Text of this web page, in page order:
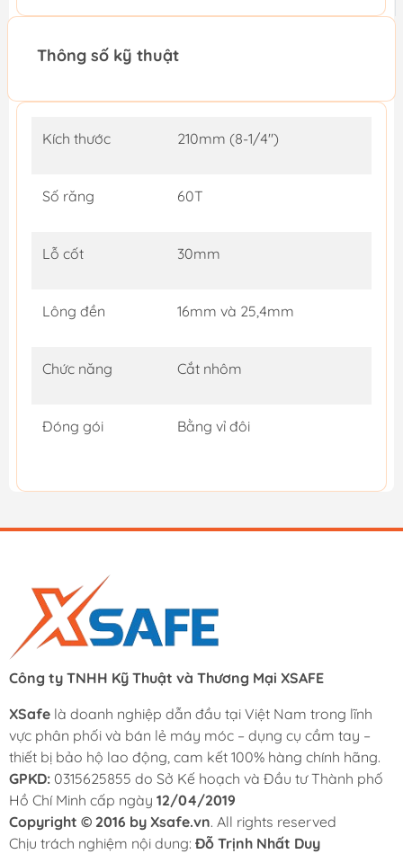
Thông số kỹ thuật
Kích thước 210mm (8-1/4")
Số răng 60T
Lỗ cốt 30mm
Lông đền 16mm và 25,4mm
Chức năng Cắt nhôm
Đóng gói Bằng vỉ đôi
Công ty TNHH Kỹ Thuật và Thương Mại XSAFE
XSafe là doanh nghiệp dẫn đầu tại Việt Nam trong lĩnh
vực phân phối và bán lẻ máy móc – dụng cụ cầm tay –
thiết bị bảo hộ lao động, cam kết 100% hàng chính hãng.
GPKD: 0315625855 do Sở Kế hoạch và Đầu tư Thành phố
Hồ Chí Minh cấp ngày 12/04/2019
Copyright © 2016 by Xsafe.vn. All rights reserved
Chịu trách nghiệm nội dung: Đỗ Trịnh Nhất Duy